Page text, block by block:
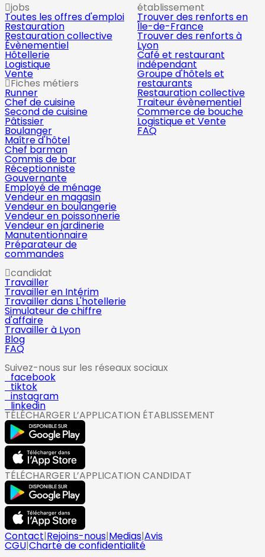
jobs
Toutes les offres d'emploi
Restauration
Restauration collective
Évènementiel
Hôtellerie
Logistique
Vente
Fiches métiers
Runner
Chef de cuisine
Second de cuisine
Pâtissier
Boulanger
Maître d'hôtel
Chef barman
Commis de bar
Réceptionniste
Gouvernante
Employé de ménage
Vendeur en magasin
Vendeur en boulangerie
Vendeur en poissonnerie
Vendeur en jardinerie
Manutentionnaire
Préparateur de
commandes
établissement
Trouver des renforts en
Île-de-France
Trouver des renforts à
Lyon
Café et restaurant
indépendant
Groupe d'hôtels et
restaurants
Restauration collective
Traiteur évènementiel
Commerce de bouche
Logistique et Vente
FAQ
candidat
Travailler
Travailler en Intérim
Travailler dans L'hotellerie
Simulateur de chiffre
d'affaire
Travailler à Lyon
Blog
FAQ
Suivez-nous sur les réseaux sociaux
facebook
tiktok
instagram
linkedin
TÉLÉCHARGER L’APPLICATION ÉTABLISSEMENT
TÉLÉCHARGER L’APPLICATION CANDIDAT
Contact|Rejoins-nous|Medias|Avis
CGU|Charte de confidentialité